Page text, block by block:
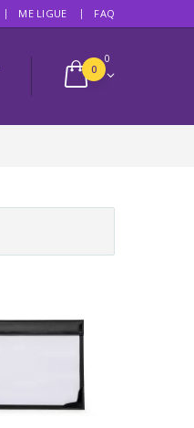
ME LIGUE FAQ
0
0